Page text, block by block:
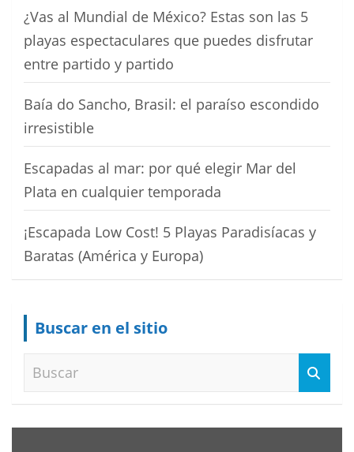
¿Vas al Mundial de México? Estas son las 5
playas espectaculares que puedes disfrutar
entre partido y partido
Baía do Sancho, Brasil: el paraíso escondido
irresistible
Escapadas al mar: por qué elegir Mar del
Plata en cualquier temporada
¡Escapada Low Cost! 5 Playas Paradisíacas y
Baratas (América y Europa)
Buscar en el sitio